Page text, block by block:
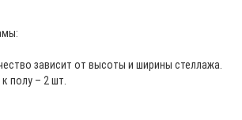
зависит от высоты и ширины стеллажа.
полу – 2 шт.